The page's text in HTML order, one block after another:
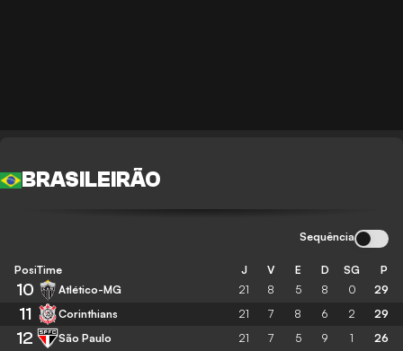
BRASILEIRÃO
Sequência
Posição
Time J V E D SG P
10 Atlético-MG 21 8 5 8 0 29
11 Corinthians 21 7 8 6 2 29
12 São Paulo 21 7 5 9 1 26